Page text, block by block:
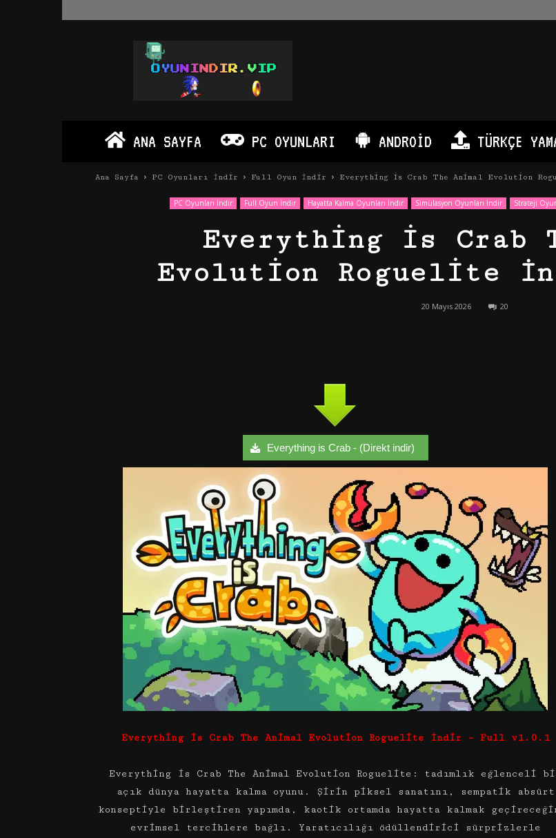
Oyun
İndir
PC
Android
ANA SAYFA PC OYUNLARI ANDROID TÜRKÇE
Ana Sayfa PC Oyunları İndir Full Oyun İndir Everything is Crab The Animal Evolution
PC Oyunları İndir Full Oyun İndir Hayatta Kalma Oyunları İndir Simülasyon Oyunları İndir Strateji
Everything is Crab
Evolution Roguelite
20 Mayıs 2026 20
Everything is Crab - (Direkt indir)
Everything is Crab The Animal Evolution Roguelite İndir – Full v1.0.1
Everything is Crab The Animal Evolution Roguelite: tadımlık eğlenceli
açık dünya hayatta kalma oyunu. Şirin piksel sanatını, sempatik absürt
konseptiyle birleştiren yapımda, kaotik ortamda hayatta kalmak
evrimsel tercihlere bağlı. Yaratıcılığı ödüllendirici sürprizlerle